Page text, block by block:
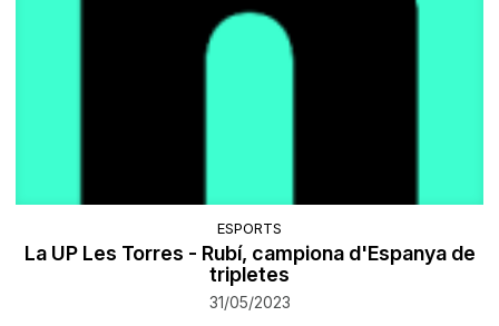
ESPORTS
La UP Les Torres - Rubí, campiona d'Espanya de
tripletes
31/05/2023